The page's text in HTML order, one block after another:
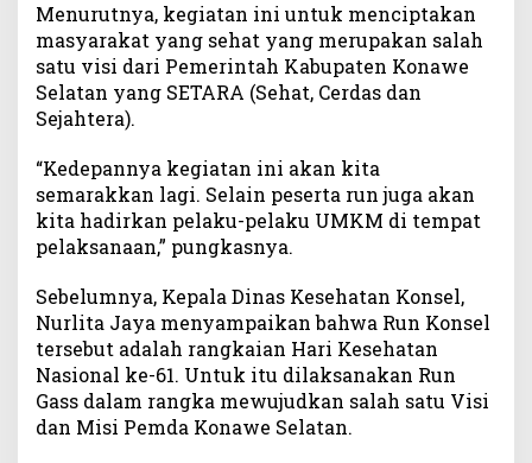
Menurutnya, kegiatan ini untuk menciptakan
masyarakat yang sehat yang merupakan salah
satu visi dari Pemerintah Kabupaten Konawe
Selatan yang SETARA (Sehat, Cerdas dan
Sejahtera).
“Kedepannya kegiatan ini akan kita
semarakkan lagi. Selain peserta run juga akan
kita hadirkan pelaku-pelaku UMKM di tempat
pelaksanaan,” pungkasnya.
Sebelumnya, Kepala Dinas Kesehatan Konsel,
Nurlita Jaya menyampaikan bahwa Run Konsel
tersebut adalah rangkaian Hari Kesehatan
Nasional ke-61. Untuk itu dilaksanakan Run
Gass dalam rangka mewujudkan salah satu Visi
dan Misi Pemda Konawe Selatan.